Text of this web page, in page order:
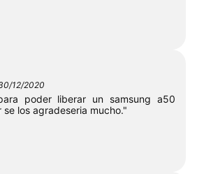
12/2020
poder liberar un samsung a50
los agradeseria mucho."